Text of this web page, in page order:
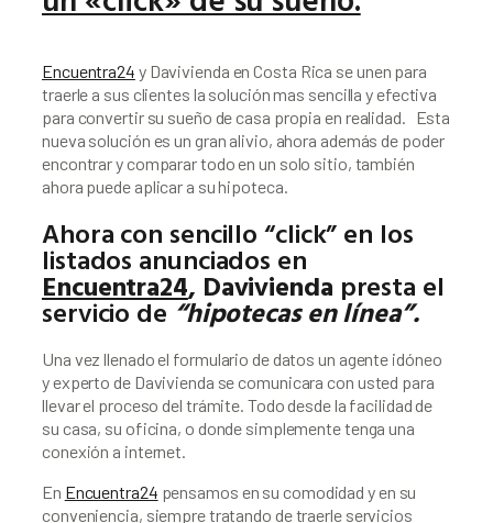
Encuentra24 y Davivienda en Costa Rica se unen para
traerle a sus clientes la solución mas sencilla y efectiva
para convertir su sueño de casa propia en realidad.   Esta
nueva solución es un gran alivio, ahora además de poder
encontrar y comparar todo en un solo sitio, también
ahora puede aplicar a su hipoteca.
Ahora con sencillo “click” en los
Encuentra24, Davivienda presta el
servicio de “hipotecas en línea”.
Una vez llenado el formulario de datos un agente idóneo
y experto de Davivienda se comunicara con usted para
llevar el proceso del trámite. Todo desde la facilidad de
su casa, su oficina, o donde simplemente tenga una
conexión a internet.
En Encuentra24 pensamos en su comodidad y en su
conveniencia, siempre tratando de traerle servicios